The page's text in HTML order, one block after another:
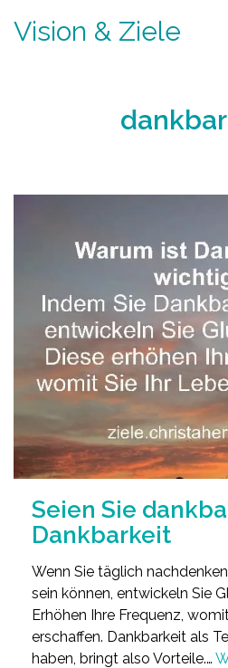
Vision & Ziele
Seien Sie
Dankbarkeit
Wenn Sie täglich
sein können, entwickeln Sie
Erhöhen Ihre Frequenz,
erschaffen. Dankbarkeit als
haben, bringt also Vorteile.…